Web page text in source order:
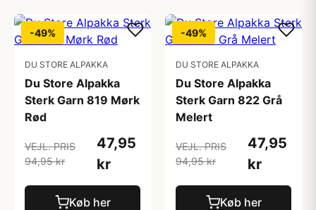
-49%
DU STORE ALPAKKA
Du Store Alpakka
Sterk Garn 819 Mørk
Rød
VEJL. PRIS
94,95 kr
47,95
kr
Køb her
-49%
DU STORE ALPAKKA
Du Store Alpakka
Sterk Garn 822 Grå
Melert
VEJL. PRIS
94,95 kr
47,95
kr
Køb her